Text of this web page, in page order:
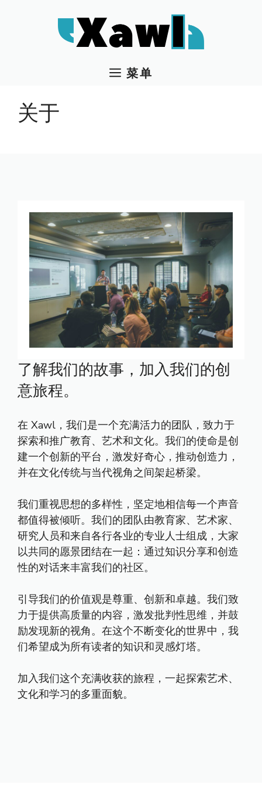
菜单
关于
了解我们的故事，加入我们的创
意旅程。
在 Xawl，我们是一个充满活力的团队，致力于
探索和推广教育、艺术和文化。我们的使命是创
建一个创新的平台，激发好奇心，推动创造力，
并在文化传统与当代视角之间架起桥梁。
我们重视思想的多样性，坚定地相信每一个声音
都值得被倾听。我们的团队由教育家、艺术家、
研究人员和来自各行各业的专业人士组成，大家
以共同的愿景团结在一起：通过知识分享和创造
性的对话来丰富我们的社区。
引导我们的价值观是尊重、创新和卓越。我们致
力于提供高质量的内容，激发批判性思维，并鼓
励发现新的视角。在这个不断变化的世界中，我
们希望成为所有读者的知识和灵感灯塔。
加入我们这个充满收获的旅程，一起探索艺术、
文化和学习的多重面貌。